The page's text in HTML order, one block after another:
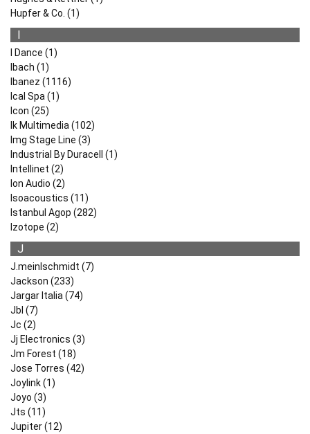
Hupfer & Co. (1)
I
I Dance (1)
Ibach (1)
Ibanez (1116)
Ical Spa (1)
Icon (25)
Ik Multimedia (102)
Img Stage Line (3)
Industrial By Duracell (1)
Intellinet (2)
Ion Audio (2)
Isoacoustics (11)
Istanbul Agop (282)
Izotope (2)
J
J.meinlschmidt (7)
Jackson (233)
Jargar Italia (74)
Jbl (7)
Jc (2)
Jj Electronics (3)
Jm Forest (18)
Jose Torres (42)
Joylink (1)
Joyo (3)
Jts (11)
Jupiter (12)